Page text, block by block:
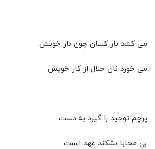
می کشد بار کسان چون بار خویش
می خورد نان حلال از کار خویش
پرچم توحید را گیرد به دست
بی محابا نشکند عهد الست